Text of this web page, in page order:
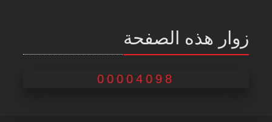
زوار هذه الصفحة
00004098